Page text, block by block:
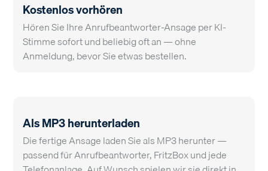
Kostenlos vorhören
Hören Sie Ihre Anrufbeantworter-Ansage per KI-
Stimme sofort und beliebig oft an — ohne
Anmeldung, bevor Sie etwas bestellen.
Als MP3 herunterladen
Die fertige Ansage laden Sie als MP3 herunter —
passend für Anrufbeantworter, FritzBox und jede